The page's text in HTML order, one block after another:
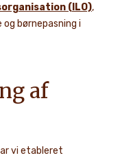
(ILO),
børnepasning i
af
vi etableret